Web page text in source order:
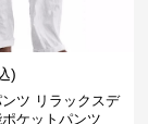
)
ツ リラックスデ
ケットパンツ